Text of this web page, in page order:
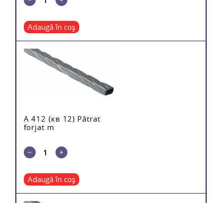
Adaugă în coș
A 412 (кв 12) Pătrat
forjat m
Adaugă în coș